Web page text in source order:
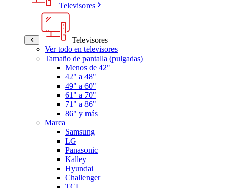
Televisores
Televisores
Ver todo en televisores
Tamaño de pantalla (pulgadas)
Menos de 42"
42" a 48"
49" a 60"
61" a 70"
71" a 86"
86" y más
Marca
Samsung
LG
Panasonic
Kalley
Hyundai
Challenger